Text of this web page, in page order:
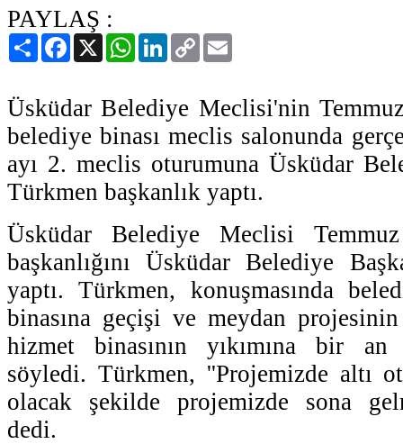
PAYLAŞ :
PaylaşFacebook
X WhatsAppLinkedIn
Copy
Link
Üsküdar Belediye Meclisi'nin
belediye binası meclis salonunda
ayı 2. meclis oturumuna Üsküdar
Türkmen başkanlık yaptı.
Üsküdar Belediye Meclisi
başkanlığını Üsküdar Belediye
yaptı. Türkmen, konuşmasında
binasına geçişi ve meydan
hizmet binasının yıkımına bir an
söyledi. Türkmen, ''Projemizde altı
olacak şekilde projemizde sona
dedi.